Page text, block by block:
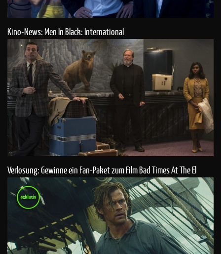
Kino-News: Men In Black: International
Verlosung: Gewinne ein Fan-Paket zum Film Bad Times At The El
Royale